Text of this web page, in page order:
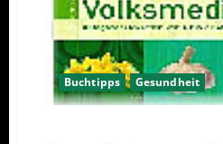
Buchtipps Gesundheit